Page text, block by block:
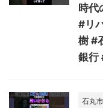
時代
#リ
樹 #
銀行
石丸